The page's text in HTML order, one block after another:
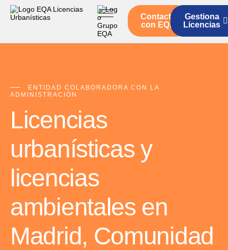
Servicios
Actualidad
Contacto
con EQA
Gestiona
Licencias
ENTIDAD COLABORADORA CON LA
ADMINISTRACIÓN
Licencias
urbanísticas y
licencias
ambientales en
Madrid, Comunidad